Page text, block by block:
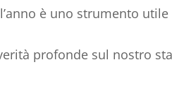
è uno strumento
profonde sul nostro